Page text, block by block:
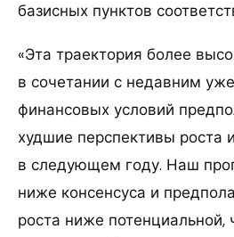
базисных пунктов
«Эта траектория более
в сочетании с недавним
финансовых условий
худшие перспективы роста
в следующем году. Наш
ниже консенсуса и
роста ниже потенциальной,